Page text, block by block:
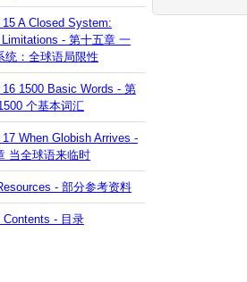
15 A Closed System:
- 第十五章 一
统：全球语局限性
16 1500 Basic Words - 第
个基本词汇
17 When Globish Arrives -
当全球语来临时
- 部分参考资料
Contents - 目录